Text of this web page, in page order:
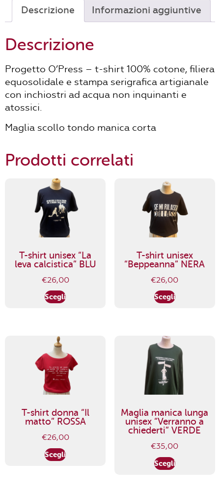
INDACO
quantità
Descrizione Informazioni aggiuntive
Descrizione
Progetto O’Press – t-shirt 100% cotone, filiera
equosolidale e stampa serigrafica artigianale
con inchiostri ad acqua non inquinanti e
atossici.
Maglia scollo tondo manica corta
Prodotti correlati
T-shirt unisex “La
leva calcistica” BLU
€26,00
Scegli
T-shirt unisex
“Beppeanna” NERA
€26,00
Scegli
T-shirt donna “Il
matto” ROSSA
€26,00
Scegli
Maglia manica lunga
unisex “Verranno a
chiederti” VERDE
€35,00
Scegli